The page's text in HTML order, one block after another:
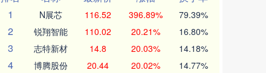
1
N展芯 116.52 396.89% 79.39%
2 锐翔智能 110.02 20.21% 16.80%
3 志特新材 14.8 20.03% 14.18%
4 博腾股份 20.44 20.02% 14.77%